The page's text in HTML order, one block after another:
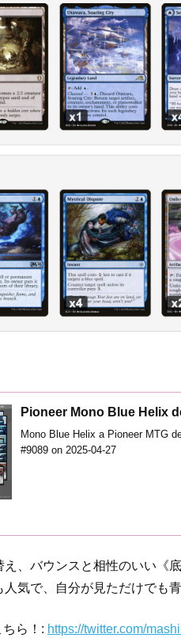
Pioneer Mono Blue Helix
Mono Blue Helix a Pioneer MTG
#9089 on 2025-04-27
、バウンスと相性のいい《
気で、自分が見ただけでも
ら！: https://twitter.com/